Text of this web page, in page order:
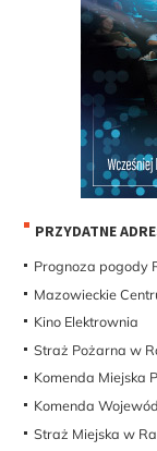
PRZYDATNE
Prognoza pogody
Mazowieckie
Kino Elektrownia
Straż Pożarna w
Komenda Miejska
Komenda
Straż Miejska w